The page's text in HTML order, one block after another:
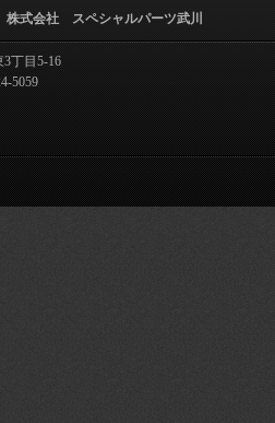
株式会社 スペシャルパーツ武川
丁目5-16
5059